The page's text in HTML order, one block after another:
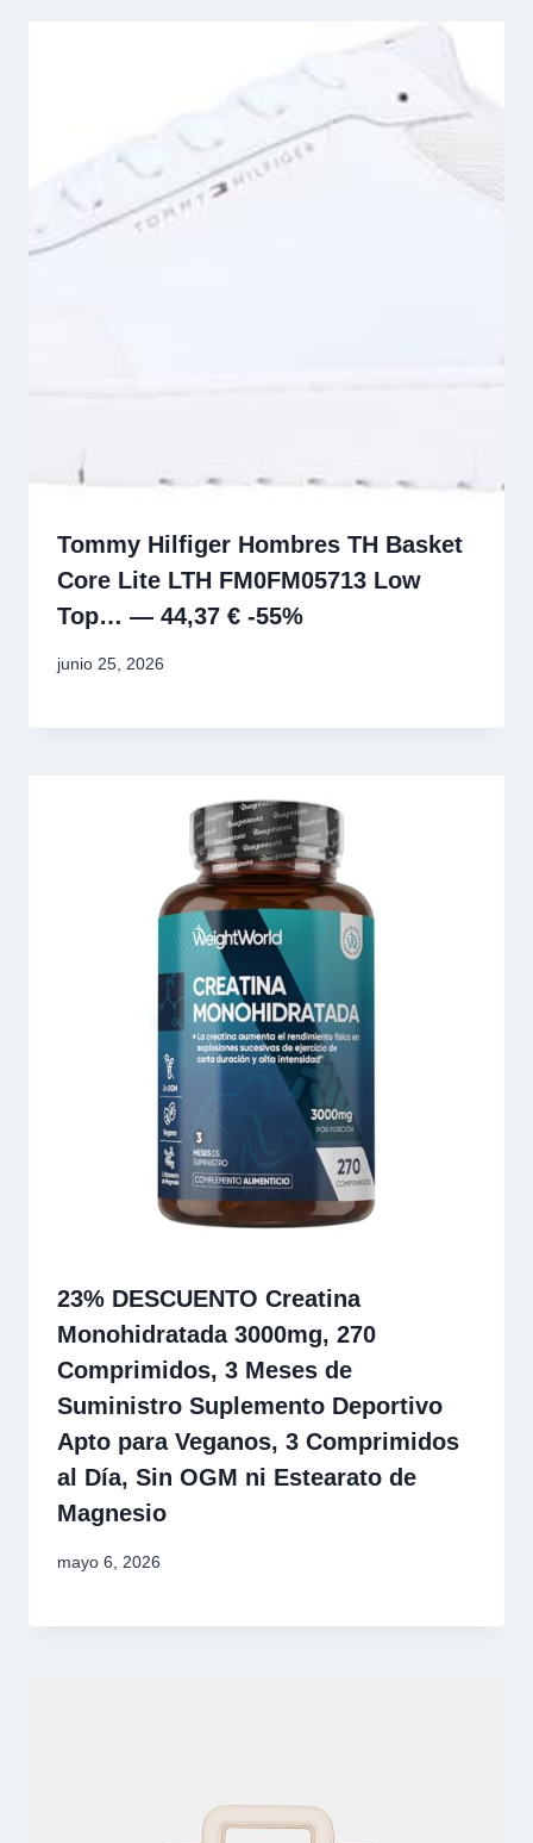
Tommy Hilfiger Hombres TH Basket
Core Lite LTH FM0FM05713 Low
Top… — 44,37 € -55%
junio 25, 2026
23% DESCUENTO Creatina
Monohidratada 3000mg, 270
Comprimidos, 3 Meses de
Suministro Suplemento Deportivo
Apto para Veganos, 3 Comprimidos
al Día, Sin OGM ni Estearato de
Magnesio
mayo 6, 2026